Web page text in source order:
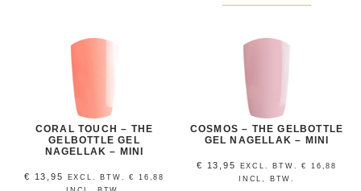
CORAL TOUCH – THE
GELBOTTLE GEL
NAGELLAK – MINI
€ 13,95 EXCL. BTW.€
16,88
COSMOS – THE GELBOTTLE
GEL NAGELLAK – MINI
€ 13,95 EXCL. BTW.€
16,88
INCL, BTW.